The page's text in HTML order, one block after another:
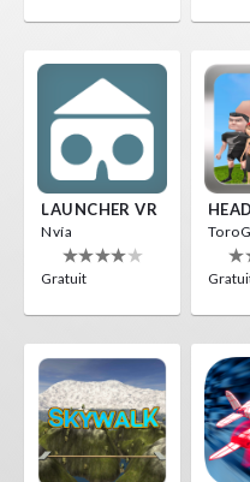
LAUNCHER VR
Nvía
Gratuit